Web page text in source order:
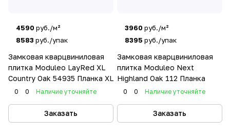
4590 руб./м²
8583 руб./упак
Замковая кварцвиниловая
плитка Moduleo LayRed XL
Country Oak 54935 Планка XL
0 0 Наличие уточняйте
Заказать
3960 руб./м²
8395 руб./упак
Замковая кварцвиниловая
плитка Moduleo Next
Highland Oak 112 Планка
0 0 Наличие уточняйте
Заказать